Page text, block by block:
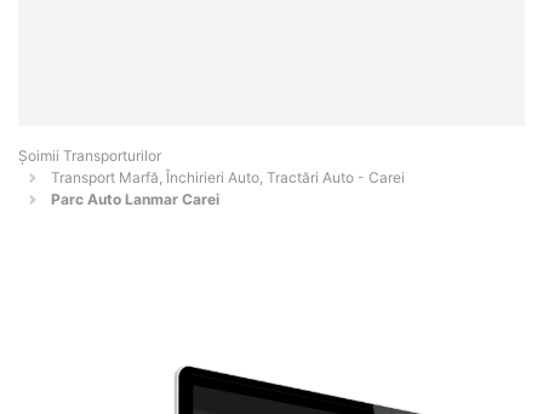
Șoimii Transporturilor
Transport Marfă, Închirieri Auto, Tractări Auto - Carei
Parc Auto Lanmar Carei